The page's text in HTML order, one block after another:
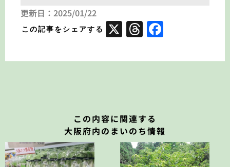
更新日： 2025/01/22
⁨この記事をシェアする X Threads
この内容に関連する
大阪府内のまいのち情報